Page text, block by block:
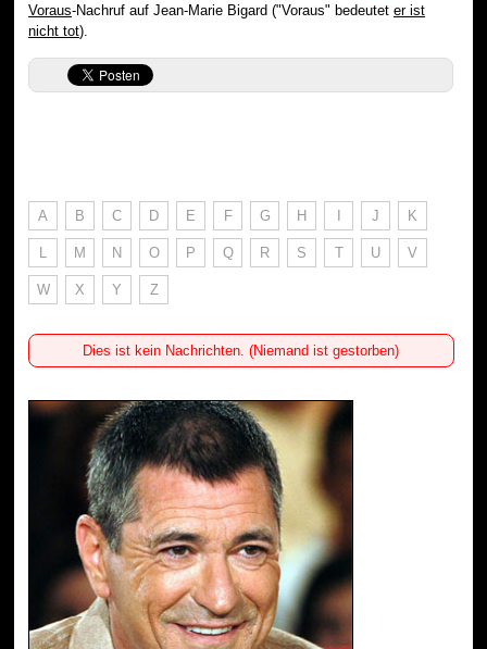
Voraus-Nachruf auf Jean-Marie Bigard ("Voraus" bedeuteter ist
nicht tot).
A B C D E F G H I J K
L M N O P Q R S T U V
W X Y Z
Dies ist kein Nachrichten. (Niemand ist gestorben)